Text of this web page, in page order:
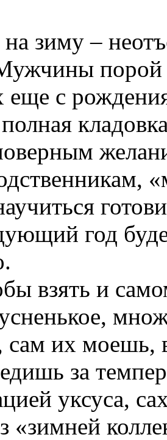
на зиму –
порой
с
полная
год
взять и
сам их моешь,
за
уксуса,
«зимней